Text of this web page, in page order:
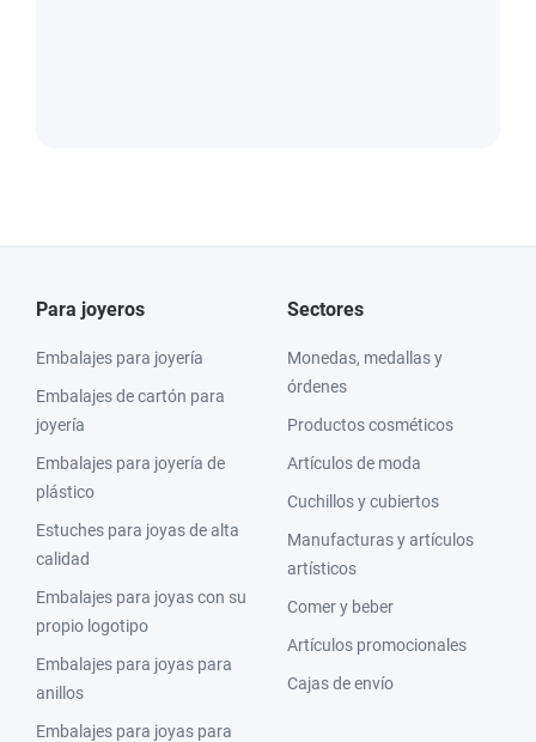
Para joyeros
Embalajes para joyería
Embalajes de cartón para
joyería
Embalajes para joyería de
plástico
Estuches para joyas de alta
calidad
Embalajes para joyas con su
propio logotipo
Embalajes para joyas para
anillos
Embalajes para joyas para
Sectores
Monedas, medallas y
órdenes
Productos cosméticos
Artículos de moda
Cuchillos y cubiertos
Manufacturas y artículos
artísticos
Comer y beber
Artículos promocionales
Cajas de envío